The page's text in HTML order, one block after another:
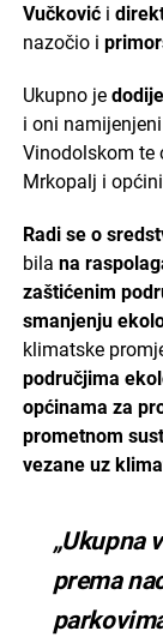
Vučkovići
nazočio i
Ukupno je
i oni
Vinodolskom te
Mrkopalj i
Radi se o
bila na
zaštićenim
smanjenju
klimatske
područjima
općinama za
prometnom
vezane uz
„Ukupna
prema